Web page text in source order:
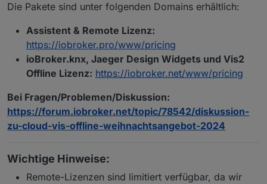
Die Pakete sind unter folgenden Domains erhältlich:
Assistent & Remote Lizenz:
https://iobroker.pro/www/pricing
ioBroker.knx, Jaeger Design Widgets und Vis2
Offline Lizenz: https://iobroker.net/www/pricing
Bei Fragen/Problemen/Diskussion:
https://forum.iobroker.net/topic/78542/diskussion-
zu-cloud-vis-offline-weihnachtsangebot-2024
Wichtige Hinweise:
Remote-Lizenzen sind limitiert verfügbar, da wir